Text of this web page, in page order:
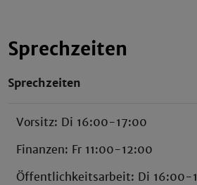
Sprechzeiten
Sprechzeiten
Vorsitz: Di 16:00-17:00
Finanzen: Fr 11:00-12:00
Öffentlichkeitsarbeit: Di 16:00-